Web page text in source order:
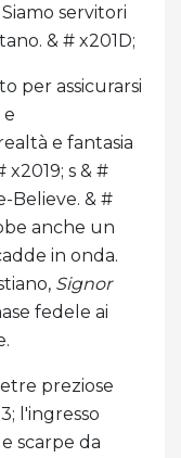
Siamo servitori
& # x201D;
per assicurarsi
e
e fantasia
s & #
Believe. & #
anche un
in onda.
Signor
fedele ai
preziose
l'ingresso
scarpe da